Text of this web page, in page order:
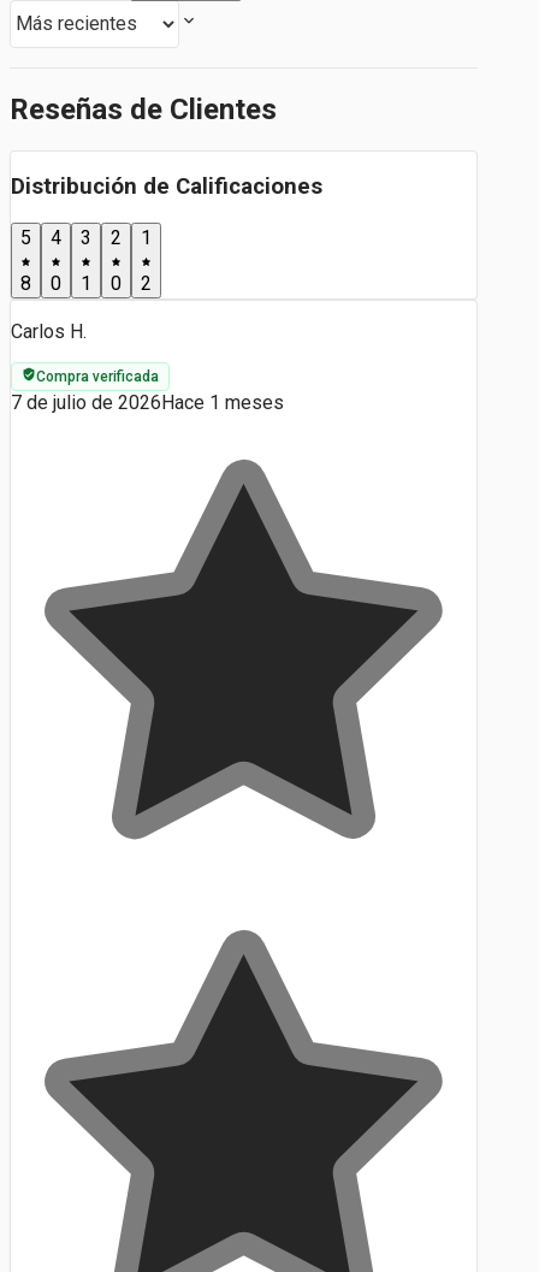
Reseñas de Clientes
Distribución de Calificaciones
5
8
4
0
3
1
2
0
1
2
Carlos H.
Compra verificada
7 de julio de 2026Hace 1 meses